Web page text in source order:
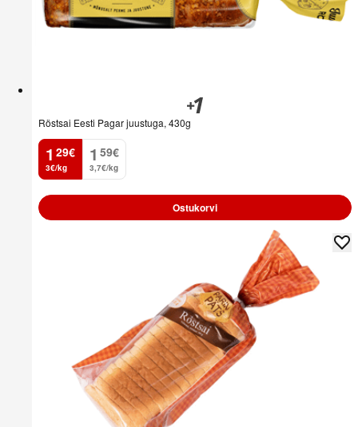
Röstsai Eesti Pagar juustuga, 430g
1
. 29€
3€/kg
1
. 59€
3,7€/kg
Ostukorvi